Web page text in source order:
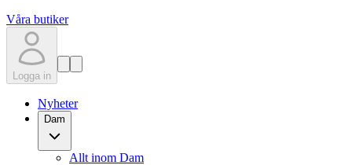
Våra butiker
Logga in
Nyheter
Dam
Allt inom Dam